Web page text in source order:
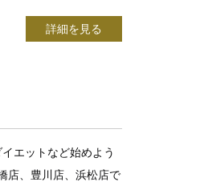
詳細を見る
エットなど始めよう
店、豊川店、浜松店で